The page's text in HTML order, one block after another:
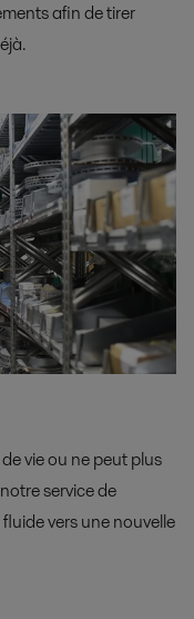
afin de tirer
vie ou ne peut plus
service de
vers une nouvelle